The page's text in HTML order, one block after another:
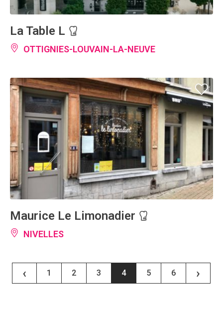
La Table L
OTTIGNIES-LOUVAIN-LA-NEUVE
Maurice Le Limonadier
NIVELLES
‹ 1 2 3 4 5 6 ›